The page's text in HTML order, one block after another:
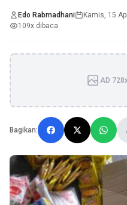
Edo Rabmadhani Kamis, 15
109x dibaca
AD
Bagikan: